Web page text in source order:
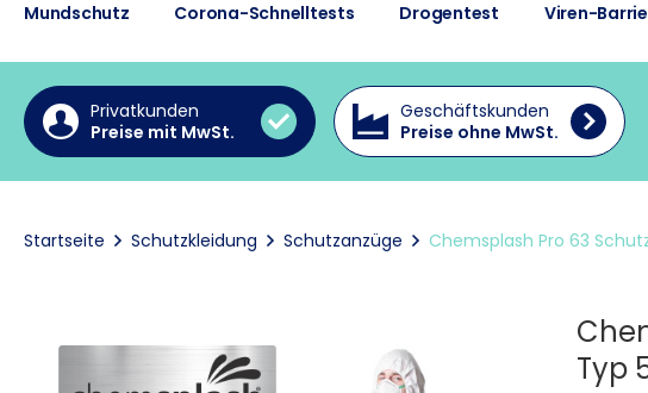
Mundschutz Corona-Schnelltests Drogentest Viren-
Privatkunden
Preise mit MwSt.
Geschäftskunden
Preise ohne MwSt.
Startseite Schutzkleidung Schutzanzüge Chemsplash Pro 63
Typ